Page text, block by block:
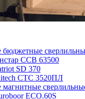
ССВ 63500
SD 370
СТС 3520ПЛ
ECO.60S